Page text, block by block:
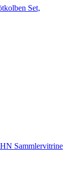
Set,
Sammlervitrine